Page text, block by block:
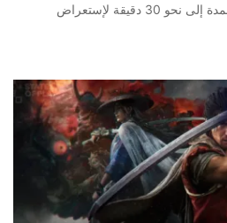
يونيو 2026، وستمتد المدة إلى نحو 30 دقيقة لإستعراض